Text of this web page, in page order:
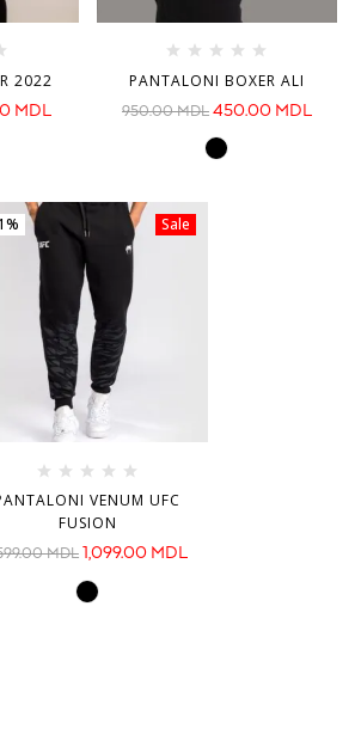
2022
MDL
PANTALONI BOXER ALI
950.00MDL 450.00 MDL
Sale
VENUM UFC
FUSION
MDL 1,099.00 MDL